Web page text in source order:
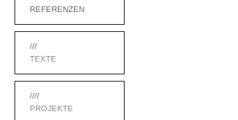
REFERENZEN
///
TEXTE
////
PROJEKTE